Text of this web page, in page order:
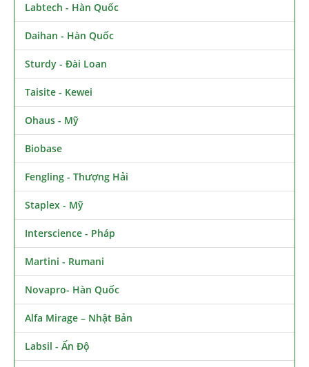
Labtech - Hàn Quốc
Daihan - Hàn Quốc
Sturdy - Đài Loan
Taisite - Kewei
Ohaus - Mỹ
Biobase
Fengling - Thượng Hải
Staplex - Mỹ
Interscience - Pháp
Martini - Rumani
Novapro- Hàn Quốc
Alfa Mirage – Nhật Bản
Labsil - Ấn Độ